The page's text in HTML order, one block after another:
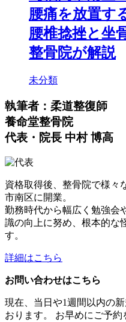
腰痛を放置す
腰椎捻挫と坐
整骨院が解説
未分類
執筆者：柔道整復師
養命堂整骨院
代表・院長 中村 博高
資格取得後、整骨院で様々
市南区に開業。
勤務時代から幅広く勉強会
識の向上に努め、根本的な
す。
詳細はこちら
お問い合わせはこちら
現在、当日や1週間以内の
おります。 お早めにご予